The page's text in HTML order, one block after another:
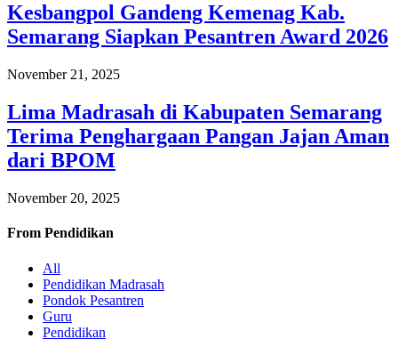
Kesbangpol Gandeng Kemenag Kab.
Semarang Siapkan Pesantren Award 2026
November 21, 2025
Lima Madrasah di Kabupaten Semarang
Terima Penghargaan Pangan Jajan Aman
dari BPOM
November 20, 2025
From Pendidikan
All
Pendidikan Madrasah
Pondok Pesantren
Guru
Pendidikan